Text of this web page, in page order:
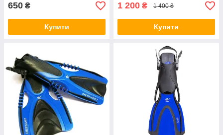
650 ₴
Купити
1 200 ₴ 1 400 ₴
Купити